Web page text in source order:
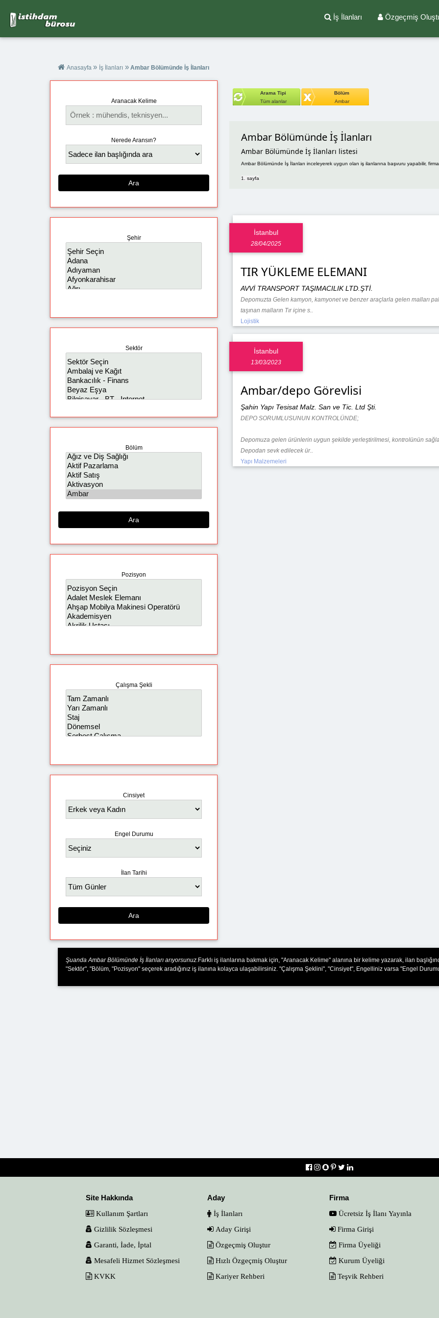
İş İlanları Özgeçmiş
Anasayfa » İş İlanları » Ambar Bölümünde İş İlanları
Aranacak Kelime
Nerede Aransın?
Ara
Şehir
Sektör
Bölüm
Ara
Pozisyon
Çalışma Şekli
Cinsiyet
Engel Durumu
İlan Tarihi
Ara
Arama Tipi
Tüm alanlar
Bölüm
Ambar
Ambar Bölümünde İş İlanları
Ambar Bölümünde İş İlanları listesi
Ambar Bölümünde İş İlanları inceleyerek uygun olan iş ilanlarına başvuru yapabilir,
1. sayfa
İstanbul
28/04/2025
TIR YÜKLEME ELEMANI
AVVİ TRANSPORT TAŞIMACILIK LTD.ŞTİ.
Depomuzta Gelen kamyon, kamyonet ve benzer araçlarla gelen malları
taşınan malların Tır içine s..
Lojistik
İstanbul
13/03/2023
Ambar/depo Görevlisi
Şahin Yapı Tesisat Malz. San ve Tic. Ltd Şti.
DEPO SORUMLUSUNUN KONTROLÜNDE;
Depomuza gelen ürünlerin uygun şekilde yerleştirilmesi, kontrolünün
Depodan sevk edilecek ür..
Yapı Malzemeleri
Şuanda Ambar Bölümünde İş İlanları arıyorsunuz. Farklı iş ilanlarına bakmak için, "Aranacak Kelime" alanına bir kelime yazarak, ilan
"Sektör", "Bölüm, "Pozisyon" seçerek aradığınız iş ilanına kolayca ulaşabilirsiniz. "Çalışma Şeklini", "Cinsiyet", Engelliniz varsa "Engel
Site Hakkında
Kullanım Şartları
Gizlilik Sözleşmesi
Garanti, İade, İptal
Mesafeli Hizmet Sözleşmesi
KVKK
Aday
İş İlanları
Aday Girişi
Özgeçmiş Oluştur
Hızlı Özgeçmiş Oluştur
Kariyer Rehberi
Firma
Ücretsiz İş İlanı Yayınla
Firma Girişi
Firma Üyeliği
Kurum Üyeliği
Teşvik Rehberi